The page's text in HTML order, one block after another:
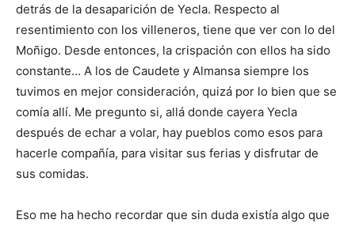
detrás de la desaparición de Yecla. Respecto al
resentimiento con los villeneros, tiene que ver con lo del
Moñigo. Desde entonces, la crispación con ellos ha sido
constante… A los de Caudete y Almansa siempre los
tuvimos en mejor consideración, quizá por lo bien que se
comía allí. Me pregunto si, allá donde cayera Yecla
después de echar a volar, hay pueblos como esos para
hacerle compañía, para visitar sus ferias y disfrutar de
sus comidas.
Eso me ha hecho recordar que sin duda existía algo que